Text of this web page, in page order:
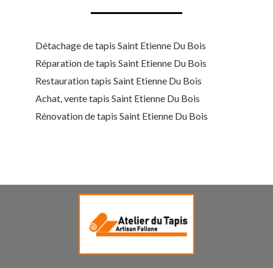
Détachage de tapis Saint Etienne Du Bois
Réparation de tapis Saint Etienne Du Bois
Restauration tapis Saint Etienne Du Bois
Achat, vente tapis Saint Etienne Du Bois
Rénovation de tapis Saint Etienne Du Bois